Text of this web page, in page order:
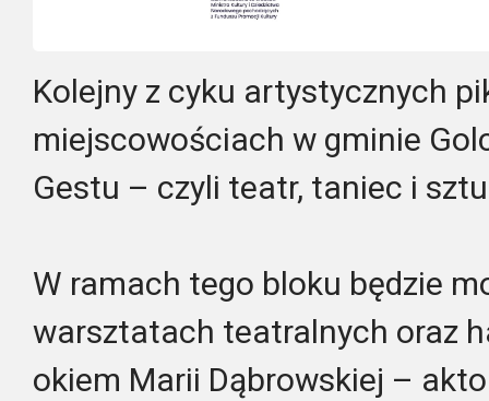
Kolejny z cyku artystycznych
miejscowościach w gminie
Gestu – czyli teatr, taniec i
W ramach tego bloku będzie
warsztatach teatralnych oraz
okiem Marii Dąbrowskiej –